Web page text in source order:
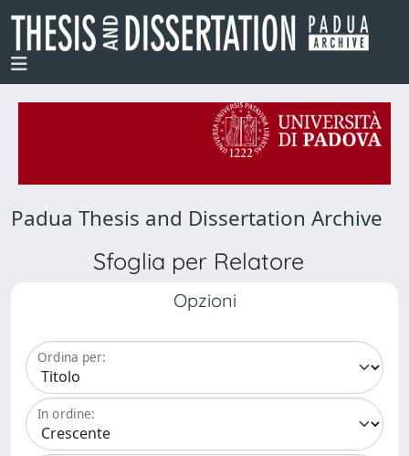
Padua Thesis and Dissertation Archive
Sfoglia per Relatore
Opzioni
Ordina per:
In ordine: